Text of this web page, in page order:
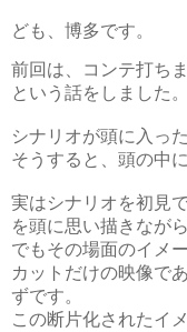
ども、博多です。
前回は、コンテ打ち
という話をしました。
シナリオが頭に入っ
そうすると、頭の中
実はシナリオを初見
を頭に思い描きなが
でもその場面のイメ
カットだけの映像であ
ずです。
この断片化されたイ